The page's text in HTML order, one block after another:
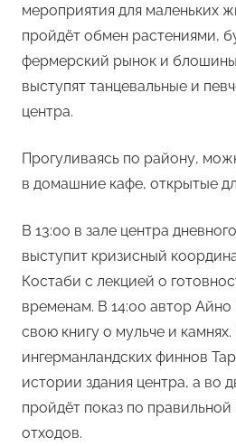
мероприятия для маленьких
пройдёт обмен растениями,
фермерский рынок и
выступят танцевальные и
центра.
Прогуливаясь по району,
в домашние кафе, открытые
В 13:00 в зале центра
выступит кризисный
Костаби с лекцией о
временам. В 14:00 автор
свою книгу о мульче и
ингерманландских финнов
истории здания центра, а во
пройдёт показ по
отходов.